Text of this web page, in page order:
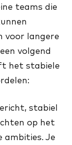
teams die
voor langere
volgend
het stabiele
stabiel
op het
ambities. Je